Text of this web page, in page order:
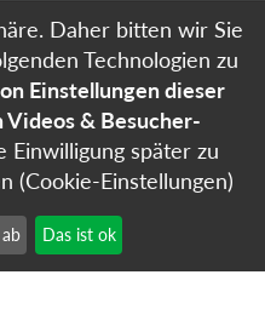
Daher bitten wir Sie
Technologien zu
Einstellungen dieser
& Besucher-
Einwilligung später zu
(Cookie-Einstellungen)
Das ist ok